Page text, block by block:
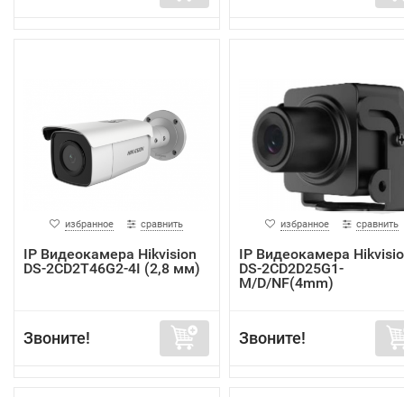
избранное сравнить
IP Видеокамера Hikvision
DS-2CD2T46G2-4I (2,8 мм)
Звоните!
избранное сравнить
IP Видеокамера
DS-2CD2D25G1-
M/D/NF(4mm)
Звоните!